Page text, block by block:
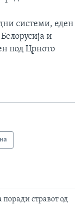
системи, еден
и
под Црното
поради стравот од